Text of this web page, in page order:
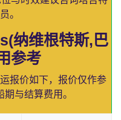
。
纳维根特斯,巴
参考
报价如下，报价仅作参
与结算费用。